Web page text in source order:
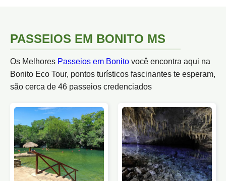
PASSEIOS EM BONITO MS
Os Melhores Passeios em Bonito você encontra aqui na
Bonito Eco Tour, pontos turísticos fascinantes te esperam,
são cerca de 46 passeios credenciados